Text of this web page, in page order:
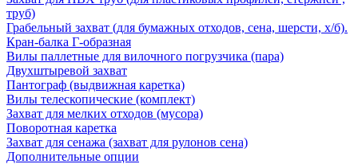
труб)
Грабельный захват (для бумажных отходов, сена, шерсти, х/б).
Кран-балка Г-образная
Вилы паллетные для вилочного погрузчика (пара)
Двухштыревой захват
Пантограф (выдвижная каретка)
Вилы телескопические (комплект)
Захват для мелких отходов (мусора)
Поворотная каретка
Захват для сенажа (захват для рулонов сена)
Дополнительные опции